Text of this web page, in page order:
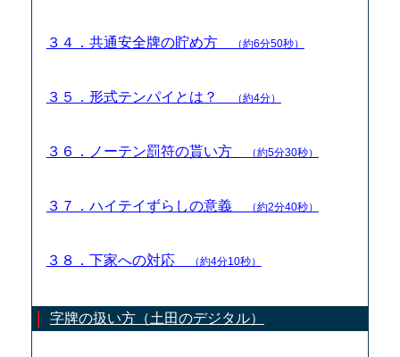
３４．共通安全牌の貯め方 （約6分50秒）
３５．形式テンパイとは？ （約4分）
３６．ノーテン罰符の貰い方 （約5分30秒）
３７．ハイテイずらしの意義 （約2分40秒）
３８．下家への対応 （約4分10秒）
字牌の扱い方（土田のデジタル）